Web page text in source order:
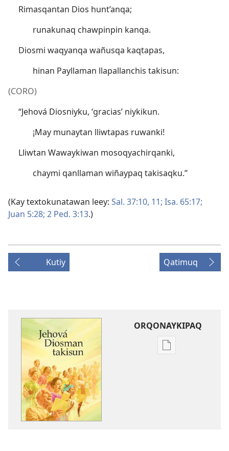
Rimasqantan Dios hunt’anqa;
runakunaq chawpinpin kanqa.
Diosmi waqyanqa wañusqa kaqtapas,
hinan Payllaman llapallanchis takisun:
(CORO)
“Jehová Diosniyku, ‘gracias’ niykikun.
¡May munaytan lliwtapas ruwanki!
Lliwtan Wawaykiwan mosoqyachirqanki,
chaymi qanllaman wiñaypaq takisaqku.”
(Kay textokunatawan leey: Sal. 37:10, 11; Isa. 65:17;
Juan 5:28; 2 Ped. 3:13.)
Kutiy Qatimuq
ORQONAYKIPAQ
Kaypi